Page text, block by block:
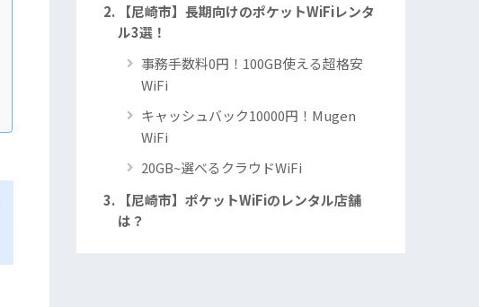
【尼崎市】長期向けのポケットWiFiレンタ
ル3選！
事務手数料0円！100GB使える超格安
WiFi
キャッシュバック10000円！Mugen
WiFi
20GB~選べるクラウドWiFi
【尼崎市】ポケットWiFiのレンタル店舗
は？